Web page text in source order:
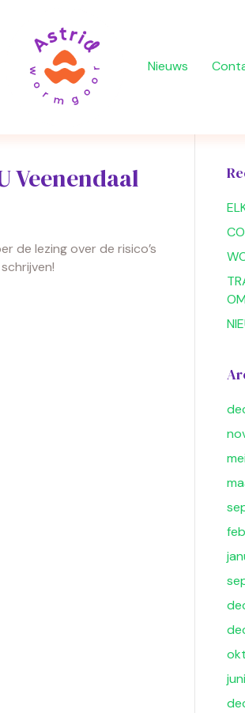
Nieuws
Veenendaal
de lezing over de risico’s